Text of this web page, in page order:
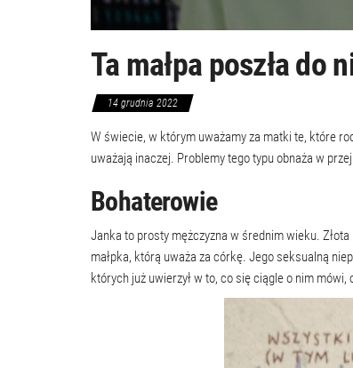
Ta małpa poszła do
14 grudnia 2022
W świecie, w którym uważamy za matki te, które
uważają inaczej. Problemy tego typu obnaża w
Bohaterowie
Janka to prosty mężczyzna w średnim wieku.
małpka, którą uważa za córkę. Jego seksualną
których już uwierzył w to, co się ciągle o nim